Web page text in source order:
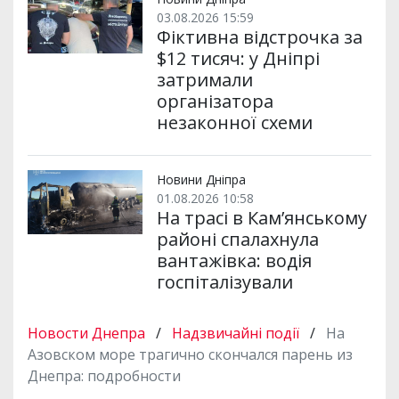
03.08.2026 15:59
Фіктивна відстрочка за
$12 тисяч: у Дніпрі
затримали
організатора
незаконної схеми
Новини Дніпра
01.08.2026 10:58
На трасі в Кам’янському
районі спалахнула
вантажівка: водія
госпіталізували
Новости Днепра / Надзвичайні події / На
Азовском море трагично скончался парень из
Днепра: подробности